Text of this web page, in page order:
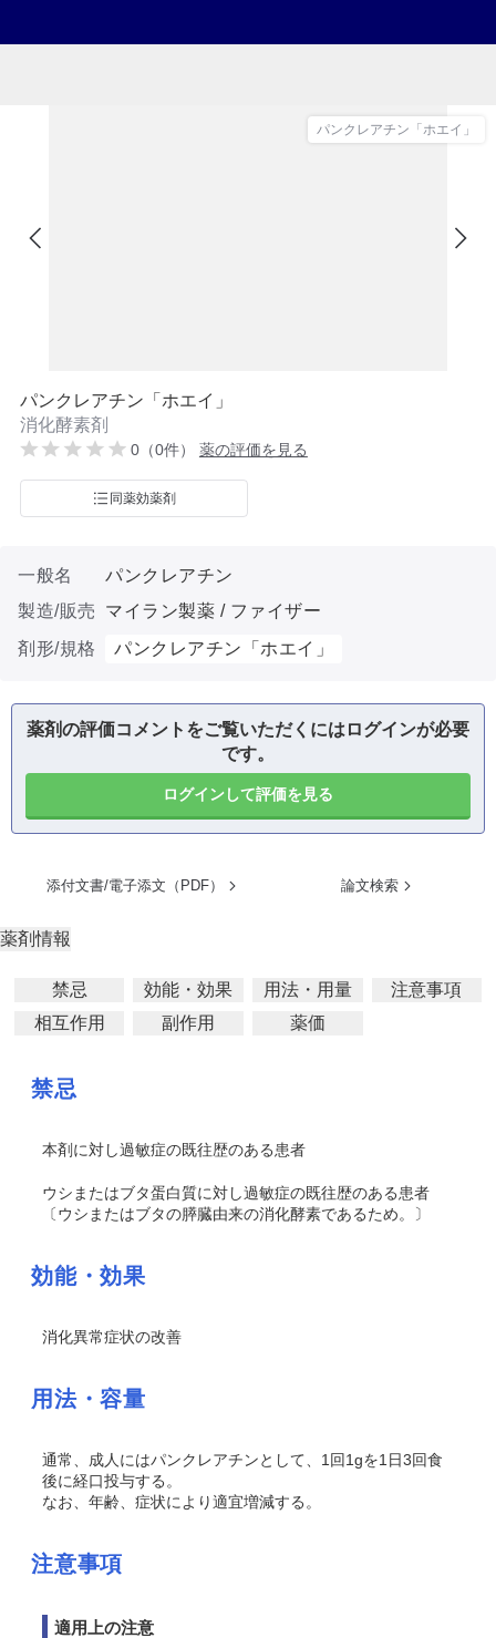
パンクレアチン「ホエイ」
パンクレアチン「ホエイ」
消化酵素剤
0（0件） 薬の評価を見る
同薬効薬剤
一般名
パンクレアチン
製造/販売
マイラン製薬 / ファイザー
剤形/規格
パンクレアチン「ホエイ」
薬剤の評価コメントをご覧いただくにはログインが必要
です。
ログインして評価を見る
添付文書/電子添文（PDF） 論文検索
薬剤情報
禁忌 効能・効果 用法・用量
注意事項
相互作用
副作用 薬価
禁忌
本剤に対し過敏症の既往歴のある患者
ウシまたはブタ蛋白質に対し過敏症の既往歴のある患者
〔ウシまたはブタの膵臓由来の消化酵素であるため。〕
効能・効果
消化異常症状の改善
用法・容量
通常、成人にはパンクレアチンとして、1回1gを1日3回食
後に経口投与する。
なお、年齢、症状により適宜増減する。
注意事項
適用上の注意